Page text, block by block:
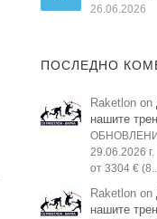
26.06.2026
ПОСЛЕДНО
Raketlon on
нашите
29.06.2026 г.
от 3304 €
Raketlon on
нашите